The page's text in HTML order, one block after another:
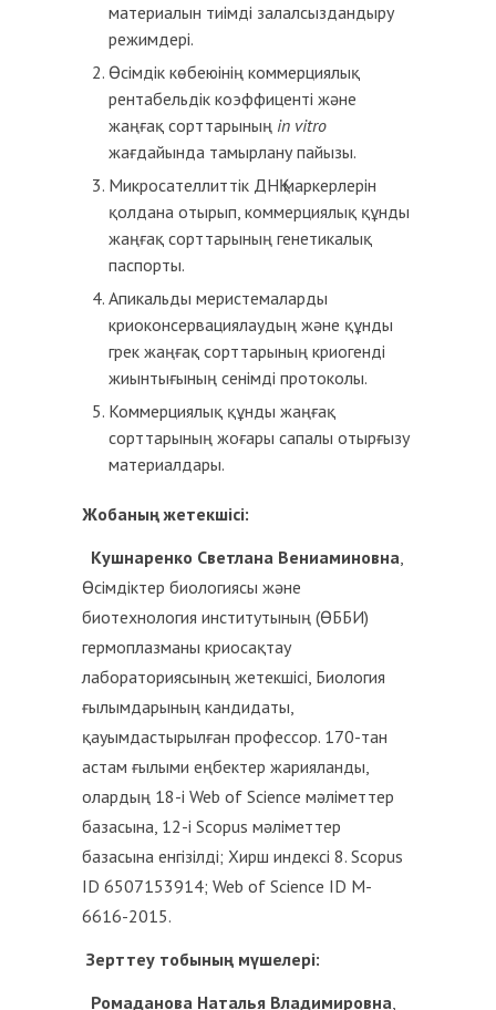
материалын тиімді залалсыздандыру
режимдері.
Өсімдік көбеюінің коммерциялық
рентабельдік коэффиценті және
жаңғақ сорттарының in vitro
жағдайында тамырлану пайызы.
Микросателлиттік ДНҚ маркерлерін
қолдана отырып, коммерциялық құнды
жаңғақ сорттарының генетикалық
паспорты.
Апикальды меристемаларды
криоконсервациялаудың және құнды
грек жаңғақ сорттарының криогенді
жиынтығының сенімді протоколы.
Коммерциялық құнды жаңғақ
сорттарының жоғары сапалы отырғызу
материалдары.
Жобаның жетекшісі:
Кушнаренко Светлана Вениаминовна,
Өсімдіктер биологиясы және
биотехнология институтының (ӨББИ)
гермоплазманы криосақтау
лабораториясының жетекшісі, Биология
ғылымдарының кандидаты,
қауымдастырылған профессор. 170-тан
астам ғылыми еңбектер жарияланды,
олардың 18-і Web of Science мәліметтер
базасына, 12-і Scopus мәліметтер
базасына енгізілді; Хирш индексі 8. Scopus
ID 6507153914; Web of Science ID M-
6616-2015.
Зерттеу тобының мүшелері:
Ромаданова Наталья Владимировна,